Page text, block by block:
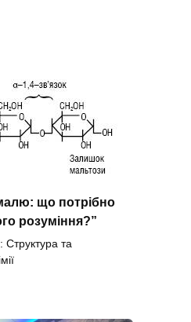
що потрібно
розуміння?”
та